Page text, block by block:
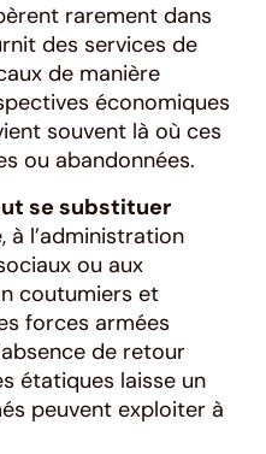
rarement dans
des services de
de manière
économiques
souvent là où ces
ou abandonnées.
se substituer
à l’administration
ou aux
coutumiers et
forces armées
de retour
étatiques laisse un
peuvent exploiter à